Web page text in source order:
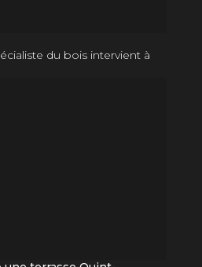
du bois intervient à